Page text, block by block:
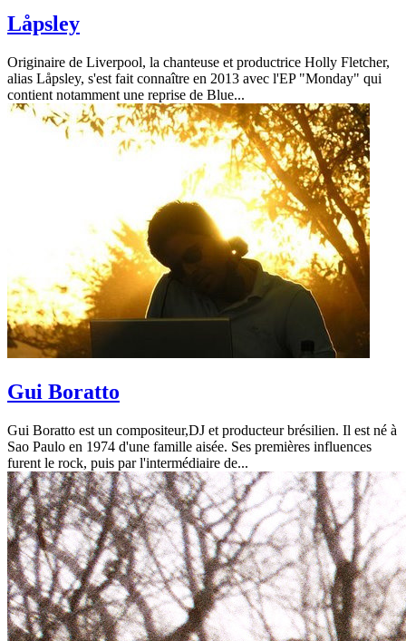
Låpsley
Originaire de Liverpool, la chanteuse et productrice Holly Fletcher,
alias Låpsley, s'est fait connaître en 2013 avec l'EP "Monday" qui
contient notamment une reprise de Blue...
Gui Boratto
Gui Boratto est un compositeur,DJ et producteur brésilien. Il est né à
Sao Paulo en 1974 d'une famille aisée. Ses premières influences
furent le rock, puis par l'intermédiaire de...